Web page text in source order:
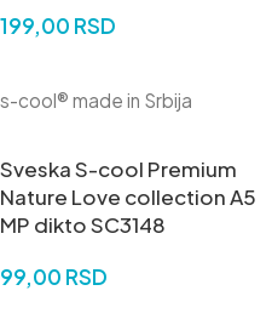
199,00 RSD
s-cool® made in Srbija
Sveska S-cool Premium
Nature Love collection A5
MP dikto SC3148
99,00 RSD